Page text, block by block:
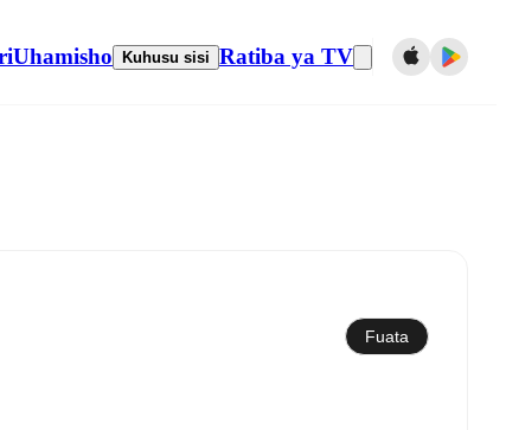
Uhamisho Kuhusu sisi Ratiba ya TV
Fuata